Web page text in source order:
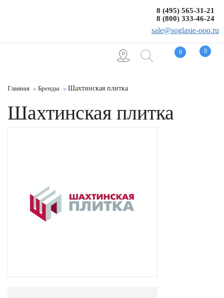
0 0
8 (495) 565-31-21
8 (800) 333-46-24
sale@soglasie-ooo.ru
Главная Бренды Шахтинская плитка
Шахтинская плитка